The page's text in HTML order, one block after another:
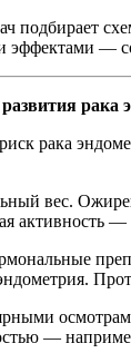
подбирает
эффектами —
рака
рака
вес.
—